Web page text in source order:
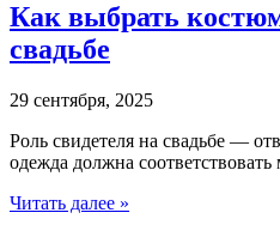
Как выбрать
свадьбе
29 сентября, 2025
Роль свидетеля на свадьбе —
одежда должна
Читать далее »